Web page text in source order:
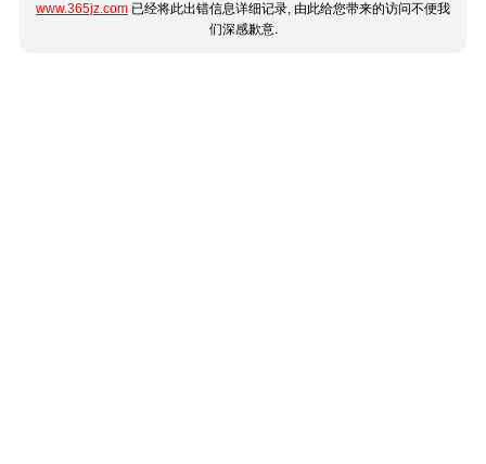
www.365jz.com 已经将此出错信息详细记录, 由此给您带来的访问不便我
们深感歉意.